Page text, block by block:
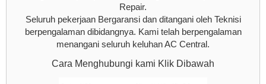
Repair.
Seluruh pekerjaan Bergaransi dan ditangani oleh Teknisi
berpengalaman dibidangnya. Kami telah berpengalaman
menangani seluruh keluhan AC Central.
Cara Menghubungi kami Klik Dibawah